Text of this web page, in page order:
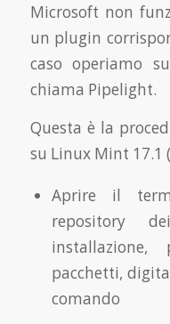
Microsoft non
un plugin
caso operiamo
chiama Pipelight.
Questa è la
su Linux Mint 17.1
Aprire il
repository
pacchetti,
comando